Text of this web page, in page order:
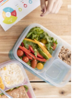
ン
発
導
者
な
指